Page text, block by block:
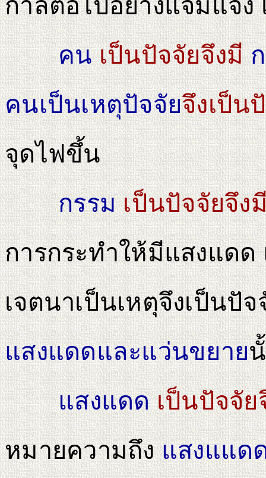
กาลต่อไปอย่างแจ่มแจ้ง
คนเป็นปัจจัยจึงมีก
คนเป็นเหตุปัจจัยจึงเป็น
จุดไฟขึ้น
กรรมเป็นปัจจัยจึง
การกระทําให้มีแสงแด
เจตนาเป็นเหตุจึงเป็นปัจ
แสงแดดและแว่นขยาย
แสงแดดเป็นปัจจัย
หมายความถึงแสงแแด